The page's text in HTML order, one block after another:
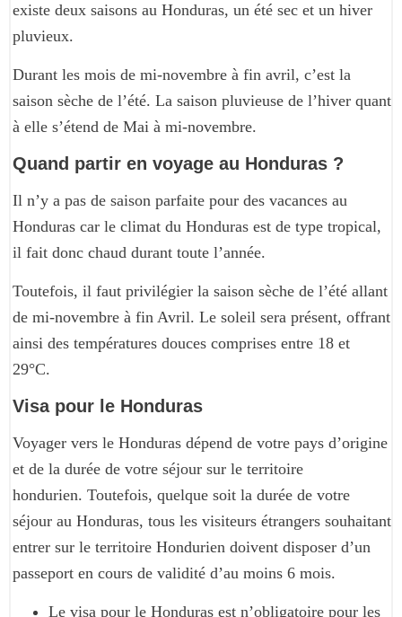
existe deux saisons au Honduras, un été sec et un hiver
pluvieux.
Durant les mois de mi-novembre à fin avril, c’est la
saison sèche de l’été. La saison pluvieuse de l’hiver quant
à elle s’étend de Mai à mi-novembre.
Quand partir en voyage au Honduras ?
Il n’y a pas de saison parfaite pour des vacances au
Honduras car le climat du Honduras est de type tropical,
il fait donc chaud durant toute l’année.
Toutefois, il faut privilégier la saison sèche de l’été allant
de mi-novembre à fin Avril. Le soleil sera présent, offrant
ainsi des températures douces comprises entre 18 et
29°C.
Visa pour le Honduras
Voyager vers le Honduras dépend de votre pays d’origine
et de la durée de votre séjour sur le territoire
hondurien. Toutefois, quelque soit la durée de votre
séjour au Honduras, tous les visiteurs étrangers souhaitant
entrer sur le territoire Hondurien doivent disposer d’un
passeport en cours de validité d’au moins 6 mois.
Le visa pour le Honduras est n’obligatoire pour les